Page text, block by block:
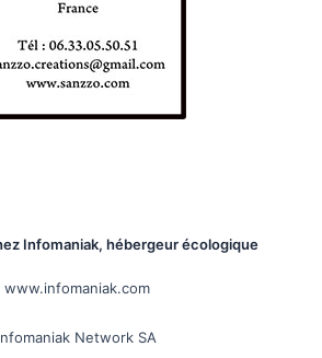
Infomaniak, hébergeur écologique
www.infomaniak.com
Network SA